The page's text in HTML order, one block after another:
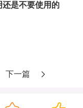
还是不要使用的
下一篇